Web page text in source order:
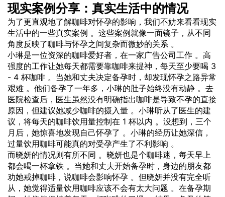
现实案例分享：真实生活中的情况
为了更直观地了解咖啡对怀孕的影响，我们不妨来看看现实
生活中的一些真实案例 。这些案例就像一面镜子，从不同
角度反映了咖啡与怀孕之间复杂而微妙的关系 。
小琳是一位资深的咖啡爱好者，在一家广告公司工作 。高
强度的工作让她每天都需要靠咖啡来提神，每天至少要喝 3
- 4 杯咖啡 。当她和丈夫决定备孕时，却发现怀孕之路异常
艰难 。他们备孕了一年多，小琳的肚子始终没有动静 。去
医院检查后，医生虽然没有明确指出咖啡是导致不孕的直接
原因，但建议她减少咖啡的摄入量 。小琳听从了医生的建
议，将每天的咖啡饮用量控制在 1 杯以内 。没想到，三个
月后，她惊喜地发现自己怀孕了 。小琳的经历让她深信，
过量饮用咖啡可能真的对受孕产生了不利影响 。
而晓妍的情况则有所不同 。晓妍也是个咖啡迷，每天早上
都会喝一杯拿铁 。当她和丈夫开始备孕时，身边的朋友都
劝她戒掉咖啡，说咖啡会影响怀孕 。但晓妍并没有完全听
从，她觉得适量饮用咖啡应该不会有太大问题 。在备孕期